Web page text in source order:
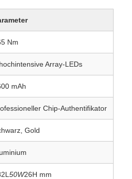
Nm
Array-LEDs
mAh
Chip-Authentifikator
Gold
50W26H mm